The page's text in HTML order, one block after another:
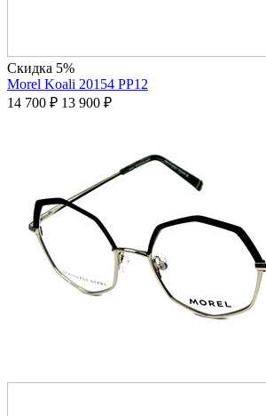
Скидка 5%
Morel Koali 20154 PP12
14 700 ₽ 13 900 ₽